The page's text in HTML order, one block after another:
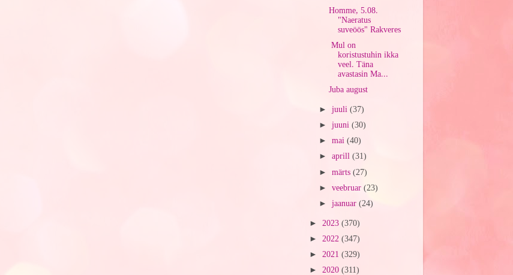
Homme, 5.08.
"Naeratus
suveöös" Rakveres
Mul on
koristustuhin ikka
veel. Täna
avastasin Ma...
Juba august
► juuli (37)
► juuni (30)
► mai (40)
► aprill (31)
► märts (27)
► veebruar (23)
► jaanuar (24)
► 2023 (370)
► 2022 (347)
► 2021 (329)
► 2020 (311)